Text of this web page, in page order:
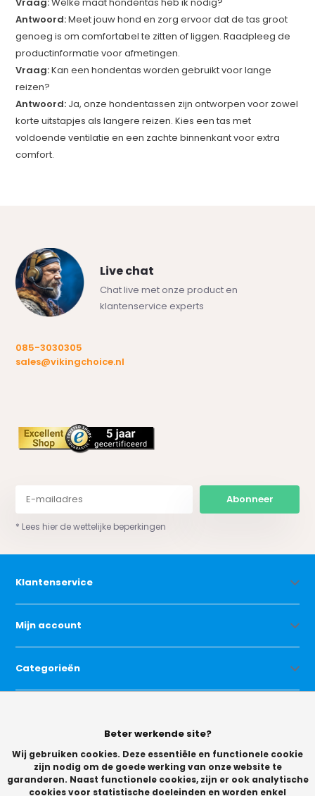
Antwoord:Meet jouw hond en zorg ervoor dat de tas groot
genoeg is om comfortabel te zitten of liggen. Raadpleeg de
productinformatie voor afmetingen.
Vraag:Kan een hondentas worden gebruikt voor lange
reizen?
Antwoord: Ja, onze hondentassen zijn ontworpen voor zowel
korte uitstapjes als langere reizen. Kies een tas met
voldoende ventilatie en een zachte binnenkant voor extra
comfort.
Live chat
Chat live met onze product en
klantenservice experts
085-3030305
sales@vikingchoice.nl
Abonneer
* Lees hier de wettelijke beperkingen
Klantenservice
Mijn account
Categorieën
Beter werkende site?
Wij gebruiken cookies. Deze essentiële en functionele cookie
zijn nodig om de goede werking van onze website te
garanderen. Naast functionele cookies, zijn er ook analytische
cookies voor statistische doeleinden en worden enkel